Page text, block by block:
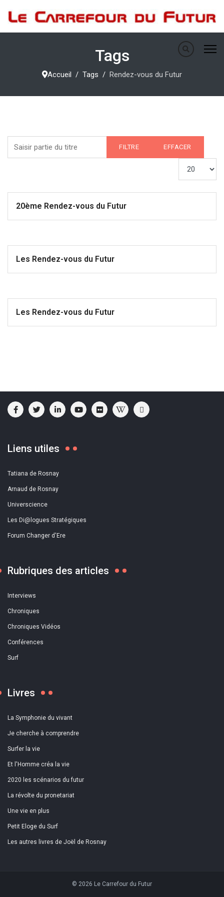
Tags
Accueil Tags Rendez-vous du Futur
FILTRE EFFACER
20ème Rendez-vous du Futur
Les Rendez-vous du Futur
Les Rendez-vous du Futur
Liens utiles
Tatiana de Rosnay
Arnaud de Rosnay
Universcience
Les Di@logues Stratégiques
Forum Changer d'Ere
Rubriques des articles
Interviews
Chroniques
Chroniques Vidéos
Conférences
Surf
Livres
La Symphonie du vivant
Je cherche à comprendre
Surfer la vie
Et l'Homme créa la vie
2020 les scénarios du futur
La révolte du pronetariat
Une vie en plus
Petit Eloge du Surf
Les autres livres de Joël de Rosnay
© 2026 Le Carrefour du Futur